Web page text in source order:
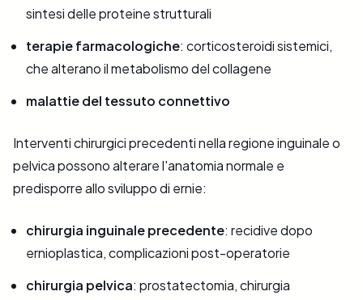
sintesi delle proteine strutturali
terapie farmacologiche: corticosteroidi sistemici,
che alterano il metabolismo del collagene
malattie del tessuto connettivo
Interventi chirurgici precedenti nella regione inguinale o
pelvica possono alterare l'anatomia normale e
predisporre allo sviluppo di ernie:
chirurgia inguinale precedente: recidive dopo
ernioplastica, complicazioni post-operatorie
chirurgia pelvica: prostatectomia, chirurgia